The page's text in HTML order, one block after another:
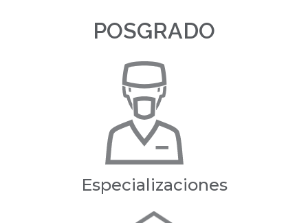
POSGRADO
Especializaciones